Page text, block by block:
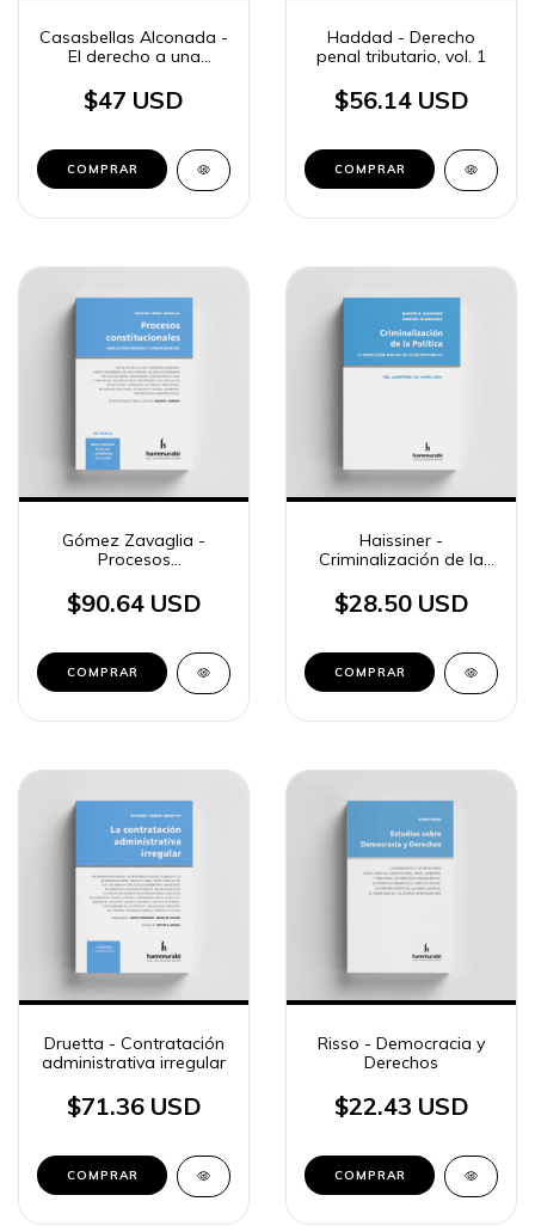
Casasbellas Alconada -
El derecho a una
$47 USD
COMPRAR
Haddad - Derecho
penal tributario, vol. 1
$56.14 USD
COMPRAR
Gómez Zavaglia -
Procesos
$90.64 USD
COMPRAR
Haissiner -
Criminalización de la
$28.50 USD
COMPRAR
Druetta - Contratación
administrativa irregular
$71.36 USD
COMPRAR
Risso - Democracia y
Derechos
$22.43 USD
COMPRAR